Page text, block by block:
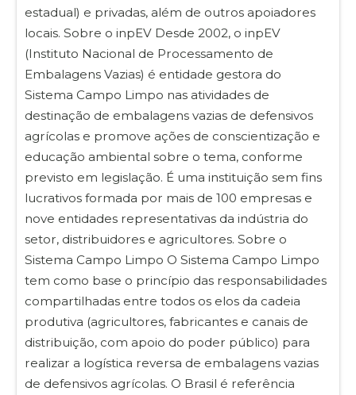
estadual) e privadas, além de outros apoiadores
locais. Sobre o inpEV Desde 2002, o inpEV
(Instituto Nacional de Processamento de
Embalagens Vazias) é entidade gestora do
Sistema Campo Limpo nas atividades de
destinação de embalagens vazias de defensivos
agrícolas e promove ações de conscientização e
educação ambiental sobre o tema, conforme
previsto em legislação. É uma instituição sem fins
lucrativos formada por mais de 100 empresas e
nove entidades representativas da indústria do
setor, distribuidores e agricultores. Sobre o
Sistema Campo Limpo O Sistema Campo Limpo
tem como base o princípio das responsabilidades
compartilhadas entre todos os elos da cadeia
produtiva (agricultores, fabricantes e canais de
distribuição, com apoio do poder público) para
realizar a logística reversa de embalagens vazias
de defensivos agrícolas. O Brasil é referência